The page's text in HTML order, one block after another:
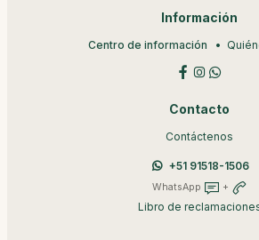
Información
Centro de información
Contacto
Contáctenos
+51 91518-1506
WhatsApp +
Libro de